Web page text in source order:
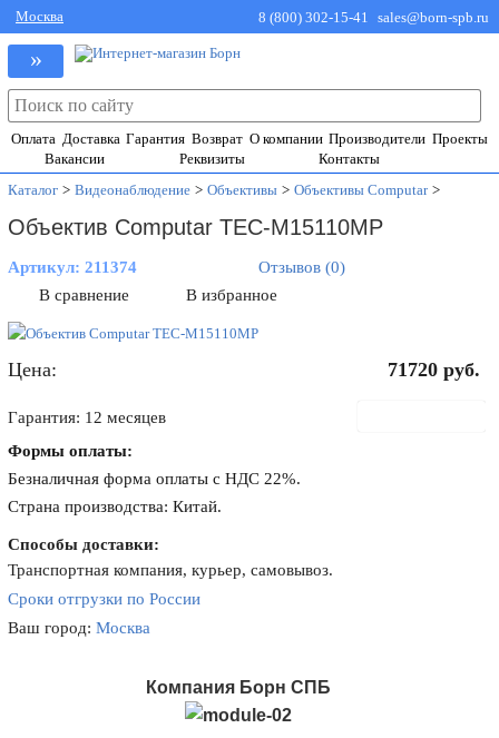
Москва 8 (800) 302-15-41 sales@born-spb.ru
»
Оплата Доставка Гарантия Возврат О компании Производители Проекты
Вакансии
Реквизиты
Контакты
Каталог > Видеонаблюдение > Объективы > Объективы Computar >
Объектив Computar TEC-M15110MP
Артикул:211374
Отзывов (0)
В сравнение
В избранное
Цена: 71720 руб.
Гарантия: 12 месяцев
Формы оплаты:
Безналичная форма оплаты с НДС 22%.
Страна производства: Китай.
Способы доставки:
Транспортная компания, курьер, самовывоз.
Сроки отгрузки по России
Ваш город:Москва
Компания Борн СПБ